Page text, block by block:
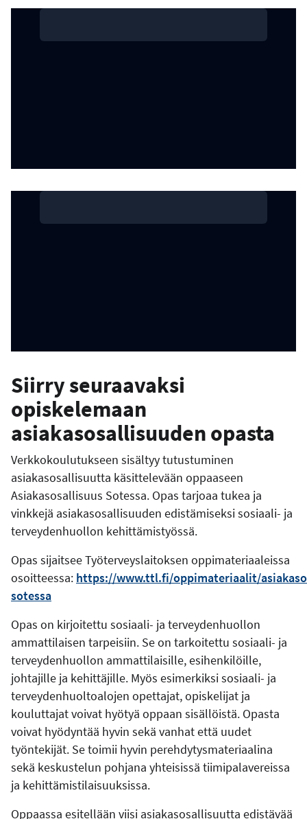
Siirry seuraavaksi
opiskelemaan
asiakasosallisuuden opasta
Verkkokoulutukseen sisältyy tutustuminen
asiakasosallisuutta käsittelevään oppaaseen
Asiakasosallisuus Sotessa. Opas tarjoaa tukea ja
vinkkejä asiakasosallisuuden edistämiseksi sosiaali- ja
terveydenhuollon kehittämistyössä.
Opas sijaitsee Työterveyslaitoksen oppimateriaaleissa
osoitteessa: https://www.ttl.fi/oppimateriaalit/
sotessa
Opas on kirjoitettu sosiaali- ja terveydenhuollon
ammattilaisen tarpeisiin. Se on tarkoitettu sosiaali- ja
terveydenhuollon ammattilaisille, esihenkilöille,
johtajille ja kehittäjille. Myös esimerkiksi sosiaali- ja
terveydenhuoltoalojen opettajat, opiskelijat ja
kouluttajat voivat hyötyä oppaan sisällöistä. Opasta
voivat hyödyntää hyvin sekä vanhat että uudet
työntekijät. Se toimii hyvin perehdytysmateriaalina
sekä keskustelun pohjana yhteisissä tiimipalavereissa
ja kehittämistilaisuuksissa.
Oppaassa esitellään viisi asiakasosallisuutta edistävää